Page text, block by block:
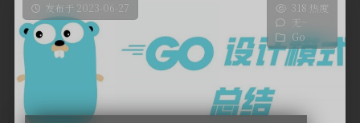
发布于 2023-06-27
318 热度
无~
Go